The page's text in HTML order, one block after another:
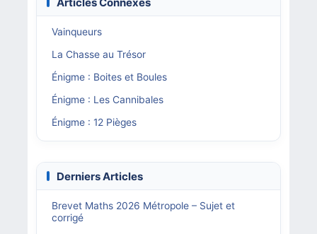
Vainqueurs
La Chasse au Trésor
Énigme : Boites et Boules
Énigme : Les Cannibales
Énigme : 12 Pièges
Derniers Articles
Brevet Maths 2026 Métropole – Sujet et
corrigé